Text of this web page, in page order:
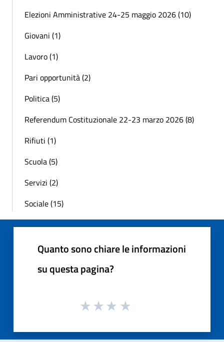
Elezioni Amministrative 24-25 maggio 2026 (10)
Giovani (1)
Lavoro (1)
Pari opportunità (2)
Politica (5)
Referendum Costituzionale 22-23 marzo 2026 (8)
Rifiuti (1)
Scuola (5)
Servizi (2)
Sociale (15)
Quanto sono chiare le informazioni
su questa pagina?